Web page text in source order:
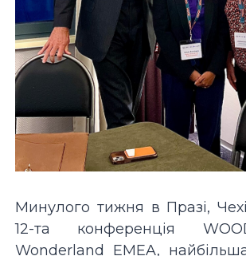
Минулого тижня в Празі,
12-та конференція
Wonderland EMEA,